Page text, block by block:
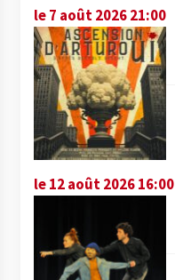
le 7 août 2026 21:00
le 12 août 2026 16:00